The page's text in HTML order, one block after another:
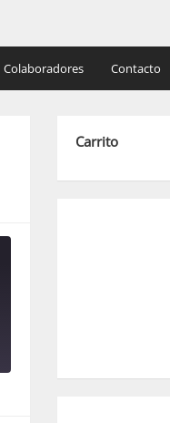
Colaboradores Contacto
Carrito